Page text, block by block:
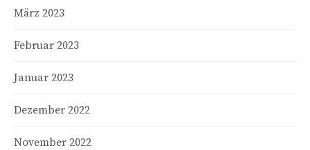
März 2023
Februar 2023
Januar 2023
Dezember 2022
November 2022